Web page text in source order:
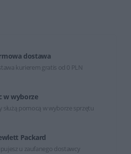
dostawa
kurierem gratis od 0 PLN
w wyborze
służą pomocą w wyborze sprzętu
Packard
u zaufanego dostawcy